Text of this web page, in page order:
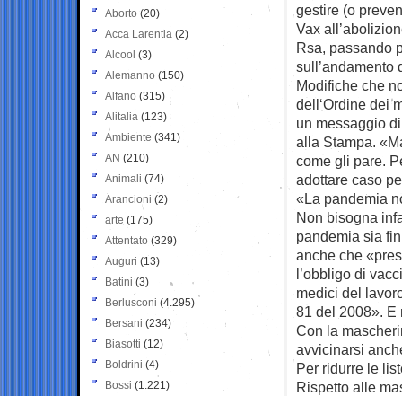
gestire (o
Vax
Rsa, passando
sull’andamento
Modifiche che
dell‘Ordine dei
un messaggio
alla Stampa.
come gli pare.
adottare caso
«La pandemia
Non bisogna
pandemia sia
anche che
l’obbligo di
medici del
81 del 2008». E
Con la
avvicinarsi
Per ridurre le
Rispetto alle
Aborto (20)
Acca Larentia (2)
Alcool (3)
Alemanno (150)
Alfano (315)
Alitalia (123)
Ambiente (341)
AN (210)
Animali (74)
Arancioni (2)
arte (175)
Attentato (329)
Auguri (13)
Batini (3)
Berlusconi (4.295)
Bersani (234)
Biasotti (12)
Boldrini (4)
Bossi (1.221)